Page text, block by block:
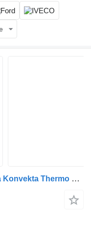
Nissan NV400 Chłodnia Izoterma Konvekta Thermo System